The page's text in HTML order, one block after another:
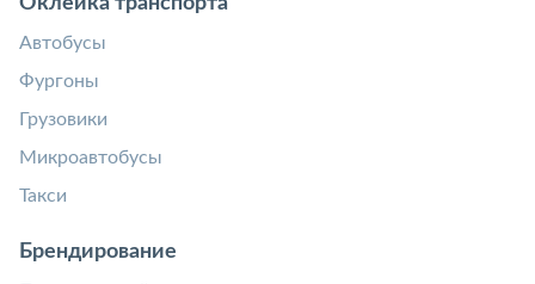
Автобусы
Фургоны
Грузовики
Микроавтобусы
Такси
Брендирование